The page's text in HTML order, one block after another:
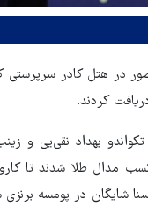
در هتل کادر سرپرستی
آسیایی جوانان بحرین ۲۰۲۵ و در
مدال طلا شدند تا
شایگان در پومسه